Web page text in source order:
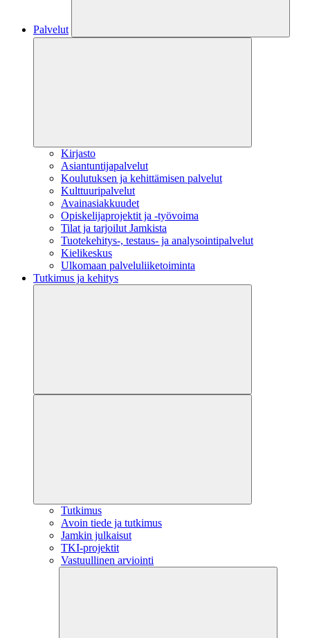
Palvelut
Kirjasto
Asiantuntijapalvelut
Koulutuksen ja kehittämisen palvelut
Kulttuuripalvelut
Avainasiakkuudet
Opiskelijaprojektit​ ja -työvoima
Tilat ja tarjoilut Jamkista
Tuotekehitys-, testaus- ja analysointipalvelut
Kielikeskus
Ulkomaan palveluliiketoiminta
Tutkimus ja kehitys
Tutkimus
Avoin tiede ja tutkimus
Jamkin julkaisut
TKI-projektit
Vastuullinen arviointi